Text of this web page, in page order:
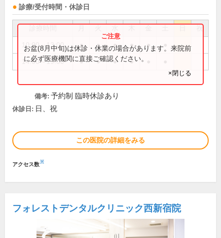
診療/受付時間・休診日
祝
10:00～13:00 ● ● ● ● ●
14:00～19:00 ● ● ● ●
お盆(8月中旬)は休診・休業の場合があります。来院前
に必ず医療機関に直接ご確認ください。
×閉じる
備考: 予約制 臨時休診あり
休診日: 日、祝
この医院の詳細をみる
アクセス数※
フォレストデンタルクリニック西新宿院